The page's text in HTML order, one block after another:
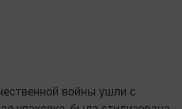
войны ушли с